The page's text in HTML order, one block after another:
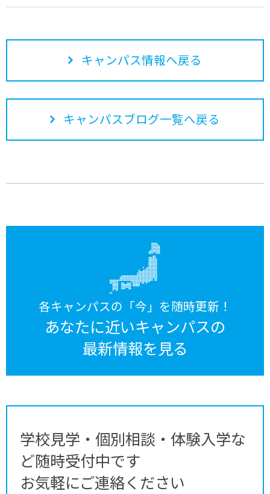
キャンパス情報へ戻る
キャンパスブログ一覧へ戻る
各キャンパスの「今」を随時更新！
あなたに近いキャンパスの
最新情報を見る
学校見学・個別相談・体験入学な
ど随時受付中です
お気軽にご連絡ください